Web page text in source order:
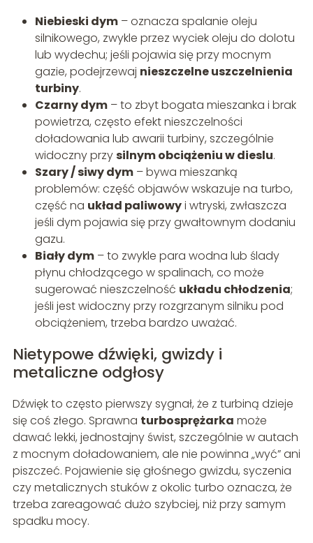
Niebieski dym– oznacza spalanie oleju
silnikowego, zwykle przez wyciek oleju do dolotu
lub wydechu; jeśli pojawia się przy mocnym
gazie, podejrzewaj nieszczelne uszczelnienia
turbiny.
Czarny dym– to zbyt bogata mieszanka i brak
powietrza, często efekt nieszczelności
doładowania lub awarii turbiny, szczególnie
widoczny przysilnym obciążeniu w dieslu.
Szary / siwy dym– bywa mieszanką
problemów: część objawów wskazuje na turbo,
część na układ paliwowyi wtryski, zwłaszcza
jeśli dym pojawia się przy gwałtownym dodaniu
gazu.
Biały dym– to zwykle para wodna lub ślady
płynu chłodzącego w spalinach, co może
sugerować nieszczelność układu chłodzenia;
jeśli jest widoczny przy rozgrzanym silniku pod
obciążeniem, trzeba bardzo uważać.
Nietypowe dźwięki, gwizdy i
metaliczne odgłosy
Dźwięk to często pierwszy sygnał, że z turbiną dzieje
się coś złego. Sprawna turbosprężarka może
dawać lekki, jednostajny świst, szczególnie w autach
z mocnym doładowaniem, ale nie powinna „wyć” ani
piszczeć. Pojawienie się głośnego gwizdu, syczenia
czy metalicznych stuków z okolic turbo oznacza, że
trzeba zareagować dużo szybciej, niż przy samym
spadku mocy.